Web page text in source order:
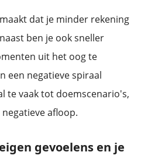
dat je minder rekening
ben je ook sneller
uit het oog te
een negatieve spiraal
te vaak tot doemscenario's,
afloop.
gevoelens en je